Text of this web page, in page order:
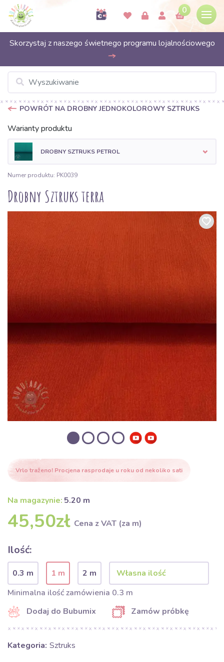
0
Skorzystaj z naszego świetnego programu lojalnościowego
POWRÓT NA DROBNY JEDNOKOLOROWY SZTRUKS
Warianty produktu
DROBNY SZTRUKS PETROL
Numer produktu: PK0039
Drobny Sztruks terra
Vrlo traženo! Procjena rasprodaje u roku od nekoliko sati
Na magazynie: 5.20 m
45,50zł Cena z VAT (za m)
Ilość:
0.3 m 1 m
2 m
Minimalna ilość zamówienia 0.3 m
Dodaj do Bubumix
Zamów próbkę
Kategoria: Sztruks